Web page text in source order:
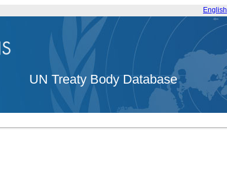
English
UN Treaty Body Database